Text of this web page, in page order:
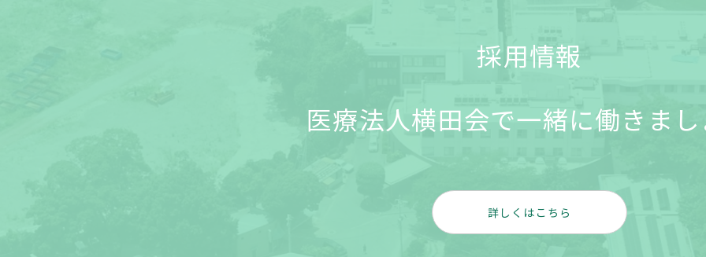
採用情報
医療法人横田会で一緒に働きま
詳しくはこちら